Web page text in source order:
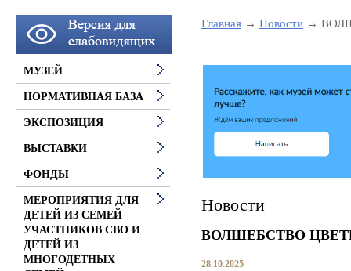
Главная Новости
Новости
ВОЛШЕБСТВО
28.10.2025
МУЗЕЙ
НОРМАТИВНАЯ БАЗА
ЭКСПОЗИЦИЯ
ВЫСТАВКИ
ФОНДЫ
МЕРОПРИЯТИЯ ДЛЯ
ДЕТЕЙ ИЗ СЕМЕЙ
УЧАСТНИКОВ СВО И
ДЕТЕЙ ИЗ
МНОГОДЕТНЫХ